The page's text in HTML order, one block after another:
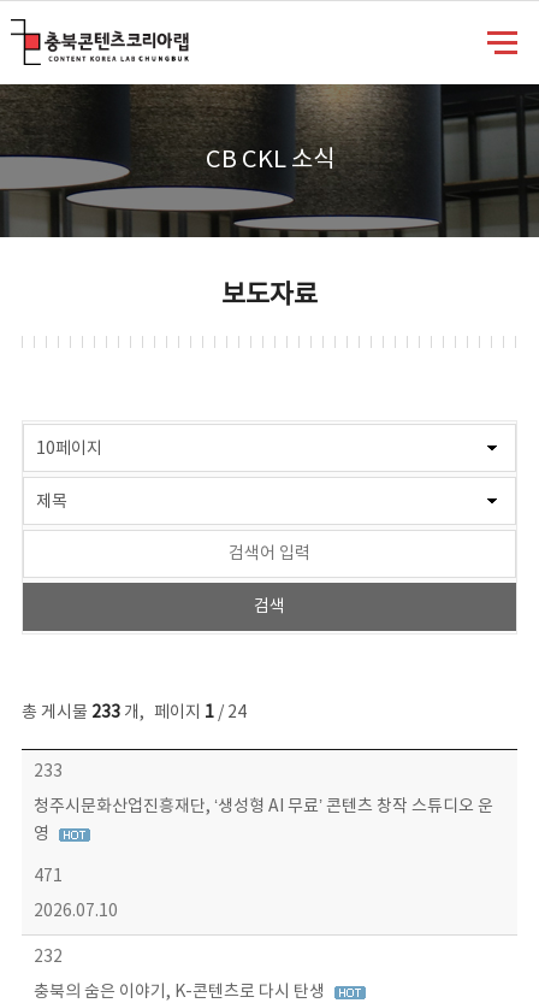
CB CKL 소식
보도자료
총 게시물 233개, 페이지 1/ 24
보도자료 목록 - 번호, 제목, 작성자, 파일, 조회수, 작성일 정보 제공
233
청주시문화산업진흥재단, ‘생성형 AI 무료’ 콘텐츠 창작 스튜디오 운
영
471
2026.07.10
232
충북의 숨은 이야기, K-콘텐츠로 다시 탄생